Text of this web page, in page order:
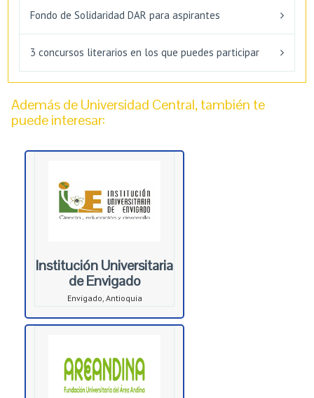
Fondo de Solidaridad DAR para aspirantes
3 concursos literarios en los que puedes participar
Además de Universidad Central, también te
puede interesar:
Institución Universitaria
de Envigado
Envigado, Antioquia